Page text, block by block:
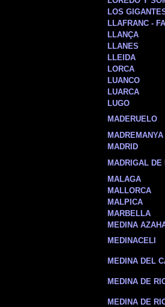
LOS
LLAFRANC -
LLANÇA
LLANES
LLEIDA
LORCA
LUANCO
LUARCA
LUGO
MADERUELO
MADREMANYA
MADRID
MADRIGAL
MALAGA
MALLORCA
MALPICA
MARBELLA
MEDINA
MEDINACELI
MEDINA DEL
MEDINA DE
MEDINA DE